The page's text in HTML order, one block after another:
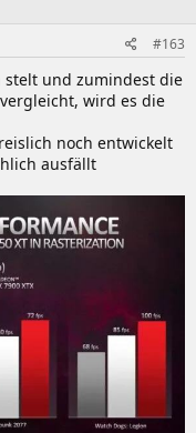
#163
stelt und zumindest die
wird es die
noch entwickelt
ausfällt